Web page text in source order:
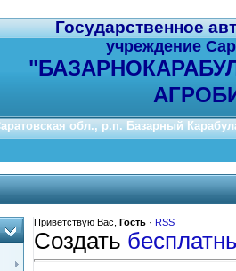
Государственное
учреждение
"
обл., р.п. Базарный
Приветствую Вас Гость· RSS
Создать